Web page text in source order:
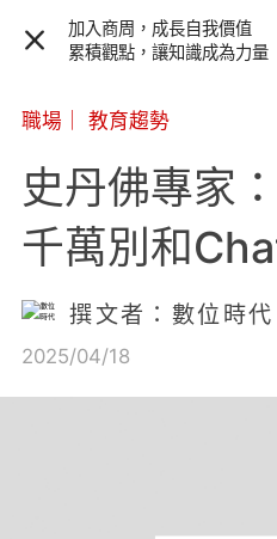
加入商周，成長自我價值
累積觀點，讓知識成為力量
職場 教育趨勢
史丹佛專家
千萬別和
撰文者：數位時
2025/04/18